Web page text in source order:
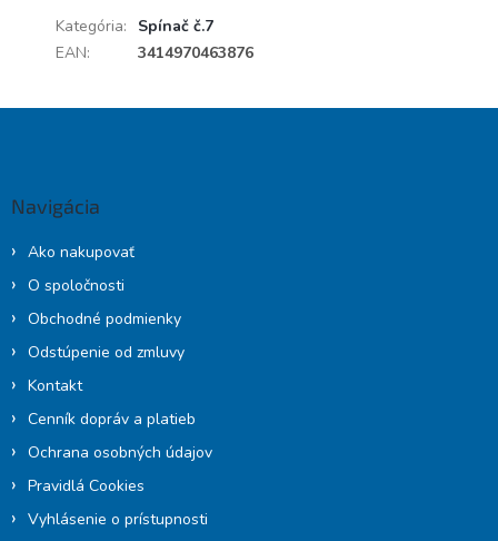
Kategória:
Spínač č.7
EAN: 3414970463876
Navigácia
Ako nakupovať
O spoločnosti
Obchodné podmienky
Odstúpenie od zmluvy
Kontakt
Cenník dopráv a platieb
Ochrana osobných údajov
Pravidlá Cookies
Vyhlásenie o prístupnosti